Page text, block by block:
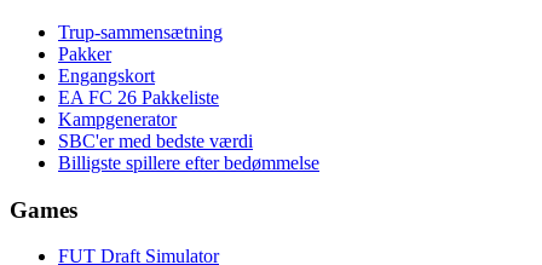
Trup-sammensætning
Pakker
Engangskort
EA FC 26 Pakkeliste
Kampgenerator
SBC'er med bedste værdi
Billigste spillere efter bedømmelse
Games
FUT Draft Simulator